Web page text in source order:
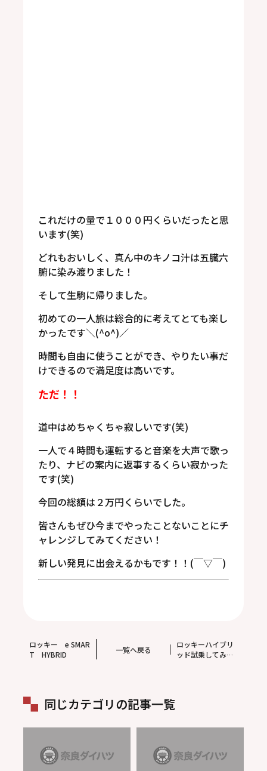
これだけの量で１０００円くらいだったと思
います(笑)
どれもおいしく、真ん中のキノコ汁は五臓六
腑に染み渡りました！
そして生駒に帰りました。
初めての一人旅は総合的に考えてとても楽し
かったです＼(^o^)／
時間も自由に使うことができ、やりたい事だ
けできるので満足度は高いです。
ただ！！
道中はめちゃくちゃ寂しいです(笑)
一人で４時間も運転すると音楽を大声で歌っ
たり、ナビの案内に返事するくらい寂かった
です(笑)
今回の総額は２万円くらいでした。
皆さんもぜひ今までやったことないことにチ
ャレンジしてみてください！
新しい発見に出会えるかもです！！(￣▽￣)
ロッキー e SMAR
T HYBRID
一覧へ戻る
ロッキーハイブリ
ッド試乗してみま
同じカテゴリの記事一覧